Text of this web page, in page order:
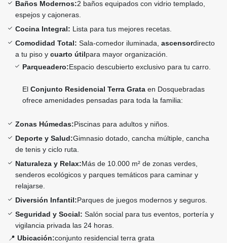
Baños Modernos:2 baños equipados con vidrio templado,
espejos y cajoneras.
Cocina Integral: Lista para tus mejores recetas.
Comodidad Total: Sala-comedor iluminada, ascensordirecto
a tu piso y cuarto útilpara mayor organización.
Parqueadero:Espacio descubierto exclusivo para tu carro.
El Conjunto Residencial Terra Grata en Dosquebradas
ofrece amenidades pensadas para toda la familia:
Zonas Húmedas:Piscinas para adultos y niños.
Deporte y Salud:Gimnasio dotado, cancha múltiple, cancha
de tenis y ciclo ruta.
Naturaleza y Relax:Más de 10.000 m² de zonas verdes,
senderos ecológicos y parques temáticos para caminar y
relajarse.
Diversión Infantil:Parques de juegos modernos y seguros.
Seguridad y Social: Salón social para tus eventos, portería y
vigilancia privada las 24 horas.
📍 Ubicación:conjunto residencial terra grata